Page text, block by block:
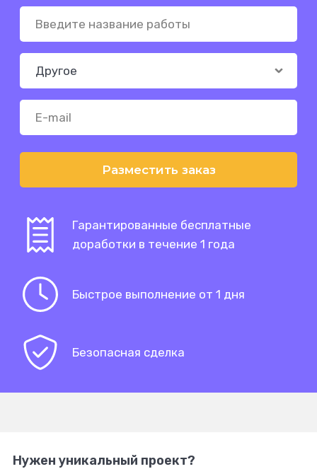
Разместить заказ
Гарантированные бесплатные
доработки в течение 1 года
Быстрое выполнение от 1 дня
Безопасная сделка
Нужен уникальный проект?